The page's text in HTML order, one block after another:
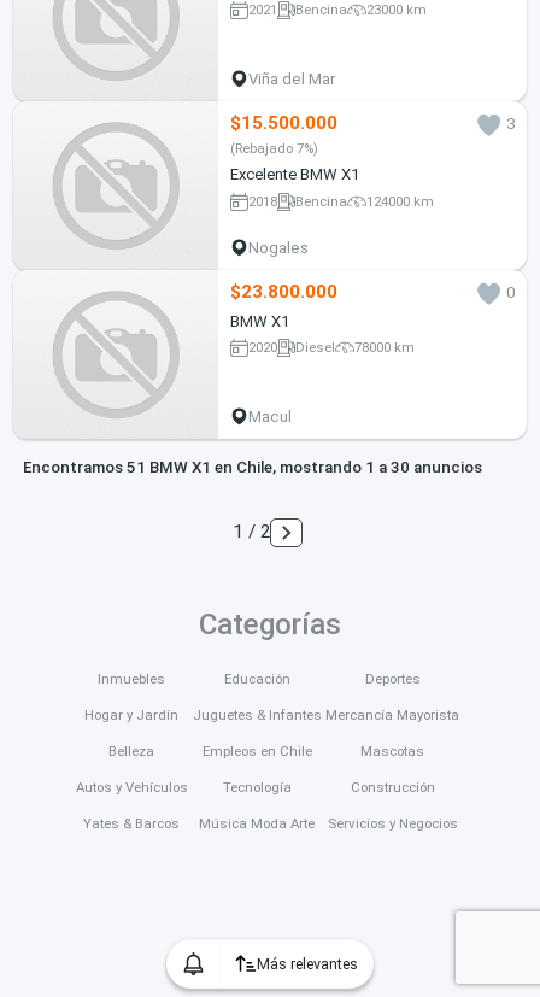
Más relevantes
2021 Bencina 23000 km
Viña del Mar
$15.500.000 3
(Rebajado 7%)
Excelente BMW X1
2018 Bencina 124000 km
Nogales
$23.800.000
0
BMW X1
2020 Diesel 78000 km
Macul
Encontramos 51 BMW X1 en Chile, mostrando 1 a 30 anuncios
1 / 2
Categorías
Inmuebles
Hogar y Jardín
Belleza
Autos y Vehículos
Yates & Barcos
Educación
Juguetes & Infantes
Empleos en Chile
Tecnología
Música Moda Arte
Deportes
Mercancía Mayorista
Mascotas
Construcción
Servicios y Negocios